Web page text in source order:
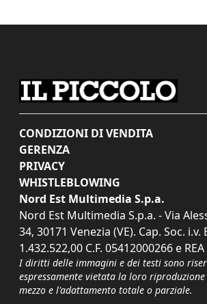
CONDIZIONI DI VENDITA
GERENZA
PRIVACY
WHISTLEBLOWING
Nord Est Multimedia S.p.a.
Nord Est Multimedia S.p.a. - Via
34, 30171 Venezia (VE). Cap. Soc. i.v.
1.432.522,00 C.F. 05412000266 e
I diritti delle immagini e dei testi sono
espressamente vietata la loro
mezzo e l'adattamento totale o parziale.